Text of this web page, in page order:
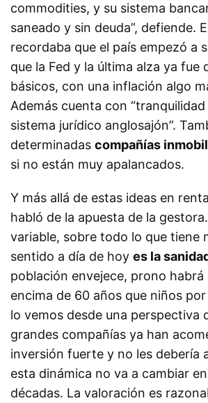
commodities, y su sistema
saneado y sin deuda”, defiende.
recordaba que el país empezó a
que la Fed y la última alza ya fue
básicos, con una inflación algo
Además cuenta con
sistema jurídico anglosajón”.
determinadas compañías
si no están muy apalancados.
Y más allá de estas ideas en
habló de la apuesta de la
variable, sobre todo lo que tiene
sentido a día de hoy es la
población envejece, prono
encima de 60 años que niños
lo vemos desde una perspectiva
grandes compañías ya han
inversión fuerte y no les debería
esta dinámica no va a cambiar
décadas. La valoración es